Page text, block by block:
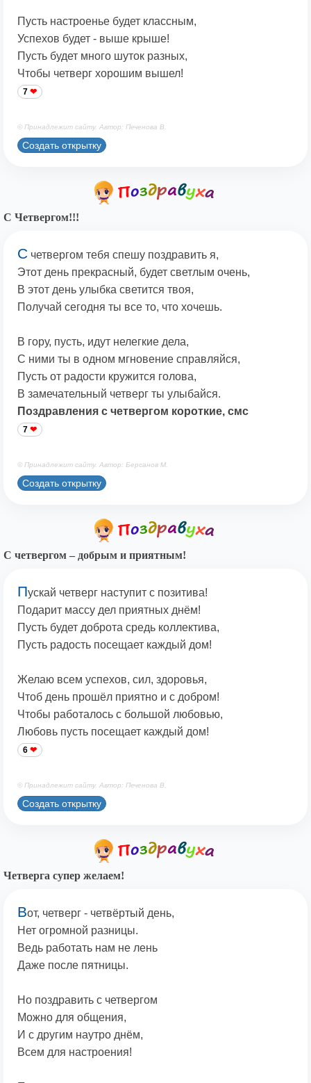
Пусть настроенье будет классным,
Успехов будет - выше крыше!
Пусть будет много шуток разных,
Чтобы четверг хорошим вышел!
7
© Принадлежит сайту. Автор: Печенова В.
Создать открытку
С Четвергом!!!
С четвергом тебя спешу поздравить я,
Этот день прекрасный, будет светлым очень,
В этот день улыбка светится твоя,
Получай сегодня ты все то, что хочешь.
В гору, пусть, идут нелегкие дела,
С ними ты в одном мгновение справляйся,
Пусть от радости кружится голова,
В замечательный четверг ты улыбайся.
Поздравления с четвергом короткие, смс
7
© Принадлежит сайту. Автор: Берсанов М.
Создать открытку
С четвергом – добрым и приятным!
Пускай четверг наступит с позитива!
Подарит массу дел приятных днём!
Пусть будет доброта средь коллектива,
Пусть радость посещает каждый дом!
Желаю всем успехов, сил, здоровья,
Чтоб день прошёл приятно и с добром!
Чтобы работалось с большой любовью,
Любовь пусть посещает каждый дом!
6
© Принадлежит сайту. Автор: Печенова В.
Создать открытку
Четверга супер желаем!
Вот, четверг - четвёртый день,
Нет огромной разницы.
Ведь работать нам не лень
Даже после пятницы.
Но поздравить с четвергом
Можно для общения,
И с другим наутро днём,
Всем для настроения!